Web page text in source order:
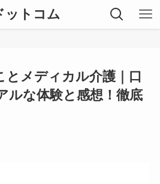
ットコム
とメディカル介護｜口
ルな体験と感想！徹底